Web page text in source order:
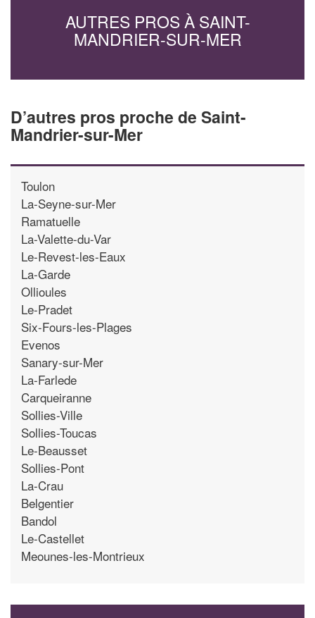
AUTRES PROS À SAINT-
MANDRIER-SUR-MER
D’autres pros proche de Saint-
Mandrier-sur-Mer
Toulon
La-Seyne-sur-Mer
Ramatuelle
La-Valette-du-Var
Le-Revest-les-Eaux
La-Garde
Ollioules
Le-Pradet
Six-Fours-les-Plages
Evenos
Sanary-sur-Mer
La-Farlede
Carqueiranne
Sollies-Ville
Sollies-Toucas
Le-Beausset
Sollies-Pont
La-Crau
Belgentier
Bandol
Le-Castellet
Meounes-les-Montrieux